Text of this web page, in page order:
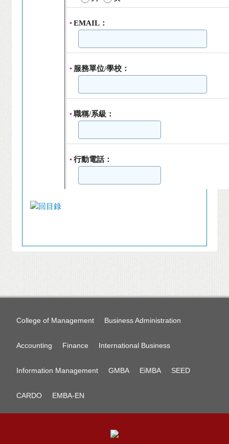
College of Management Business Administration
Accounting Finance International Business
Information Management GMBA EiMBA SEED
CARDO EMBA-EN